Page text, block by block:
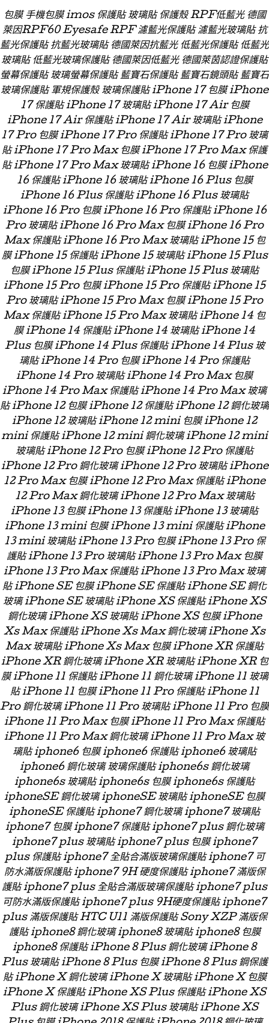
包膜 手機包膜 imos 保護貼 玻璃貼 保護殼 RPF低藍光 德國
萊因RPF60 Eyesafe RPF 濾藍光保護貼 濾藍光玻璃貼 抗
藍光保護貼 抗藍光玻璃貼 德國萊因抗藍光 低藍光保護貼 低藍光
玻璃貼 低藍光玻璃保護貼 德國萊因低藍光 德國萊茵認證保護貼
螢幕保護貼 玻璃螢幕保護貼 藍寶石保護貼 藍寶石鏡頭貼 藍寶石
玻璃保護貼 軍規保護殼 玻璃保護貼 iPhone 17 包膜 iPhone
17 保護貼 iPhone 17 玻璃貼 iPhone 17 Air 包膜
iPhone 17 Air 保護貼 iPhone 17 Air 玻璃貼 iPhone
17 Pro 包膜 iPhone 17 Pro 保護貼 iPhone 17 Pro 玻璃
貼 iPhone 17 Pro Max 包膜 iPhone 17 Pro Max 保護
貼 iPhone 17 Pro Max 玻璃貼 iPhone 16 包膜 iPhone
16 保護貼 iPhone 16 玻璃貼 iPhone 16 Plus 包膜
iPhone 16 Plus 保護貼 iPhone 16 Plus 玻璃貼
iPhone 16 Pro 包膜 iPhone 16 Pro 保護貼 iPhone 16
Pro 玻璃貼 iPhone 16 Pro Max 包膜 iPhone 16 Pro
Max 保護貼 iPhone 16 Pro Max 玻璃貼 iPhone 15 包
膜 iPhone 15 保護貼 iPhone 15 玻璃貼 iPhone 15 Plus
包膜 iPhone 15 Plus 保護貼 iPhone 15 Plus 玻璃貼
iPhone 15 Pro 包膜 iPhone 15 Pro 保護貼 iPhone 15
Pro 玻璃貼 iPhone 15 Pro Max 包膜 iPhone 15 Pro
Max 保護貼 iPhone 15 Pro Max 玻璃貼 iPhone 14 包
膜 iPhone 14 保護貼 iPhone 14 玻璃貼 iPhone 14
Plus 包膜 iPhone 14 Plus 保護貼 iPhone 14 Plus 玻
璃貼 iPhone 14 Pro 包膜 iPhone 14 Pro 保護貼
iPhone 14 Pro 玻璃貼 iPhone 14 Pro Max 包膜
iPhone 14 Pro Max 保護貼 iPhone 14 Pro Max 玻璃
貼 iPhone 12 包膜 iPhone 12 保護貼 iPhone 12 鋼化玻璃
iPhone 12 玻璃貼 iPhone 12 mini 包膜 iPhone 12
mini 保護貼 iPhone 12 mini 鋼化玻璃 iPhone 12 mini
玻璃貼 iPhone 12 Pro 包膜 iPhone 12 Pro 保護貼
iPhone 12 Pro 鋼化玻璃 iPhone 12 Pro 玻璃貼 iPhone
12 Pro Max 包膜 iPhone 12 Pro Max 保護貼 iPhone
12 Pro Max 鋼化玻璃 iPhone 12 Pro Max 玻璃貼
iPhone 13 包膜 iPhone 13 保護貼 iPhone 13 玻璃貼
iPhone 13 mini 包膜 iPhone 13 mini 保護貼 iPhone
13 mini 玻璃貼 iPhone 13 Pro 包膜 iPhone 13 Pro 保
護貼 iPhone 13 Pro 玻璃貼 iPhone 13 Pro Max 包膜
iPhone 13 Pro Max 保護貼 iPhone 13 Pro Max 玻璃
貼 iPhone SE 包膜 iPhone SE 保護貼 iPhone SE 鋼化
玻璃 iPhone SE 玻璃貼 iPhone XS 保護貼 iPhone XS
鋼化玻璃 iPhone XS 玻璃貼 iPhone XS 包膜 iPhone
Xs Max 保護貼 iPhone Xs Max 鋼化玻璃 iPhone Xs
Max 玻璃貼 iPhone Xs Max 包膜 iPhone XR 保護貼
iPhone XR 鋼化玻璃 iPhone XR 玻璃貼 iPhone XR 包
膜 iPhone 11 保護貼 iPhone 11 鋼化玻璃 iPhone 11 玻璃
貼 iPhone 11 包膜 iPhone 11 Pro 保護貼 iPhone 11
Pro 鋼化玻璃 iPhone 11 Pro 玻璃貼 iPhone 11 Pro 包膜
iPhone 11 Pro Max 包膜 iPhone 11 Pro Max 保護貼
iPhone 11 Pro Max 鋼化玻璃 iPhone 11 Pro Max 玻
璃貼 iphone6 包膜 iphone6 保護貼 iphone6 玻璃貼
iphone6 鋼化玻璃 玻璃保護貼 iphone6s 鋼化玻璃
iphone6s 玻璃貼 iphone6s 包膜 iphone6s 保護貼
iphoneSE 鋼化玻璃 iphoneSE 玻璃貼 iphoneSE 包膜
iphoneSE 保護貼 iphone7 鋼化玻璃 iphone7 玻璃貼
iphone7 包膜 iphone7 保護貼 iphone7 plus 鋼化玻璃
iphone7 plus 玻璃貼 iphone7 plus 包膜 iphone7
plus 保護貼 iphone7 全貼合滿版玻璃保護貼 iphone7 可
防水滿版保護貼 iphone7 9H 硬度保護貼 iphone7 滿版保
護貼 iphone7 plus 全貼合滿版玻璃保護貼 iphone7 plus
可防水滿版保護貼 iphone7 plus 9H硬度保護貼 iphone7
plus 滿版保護貼 HTC U11 滿版保護貼 Sony XZP 滿版保
護貼 iphone8 鋼化玻璃 iphone8 玻璃貼 iphone8 包膜
iphone8 保護貼 iPhone 8 Plus 鋼化玻璃 iPhone 8
Plus 玻璃貼 iPhone 8 Plus 包膜 iPhone 8 Plus 鋼保護
貼 iPhone X 鋼化玻璃 iPhone X 玻璃貼 iPhone X 包膜
iPhone X 保護貼 iPhone XS Plus 保護貼 iPhone XS
Plus 鋼化玻璃 iPhone XS Plus 玻璃貼 iPhone XS